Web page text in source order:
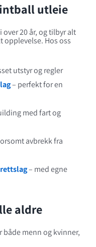
utleie
over 20 år, og tilbyr alt
opplevelse. Hos oss
utstyr og regler
– perfekt for en
med fart og
avbrekk fra
– med egne
aldre
både menn og kvinner,